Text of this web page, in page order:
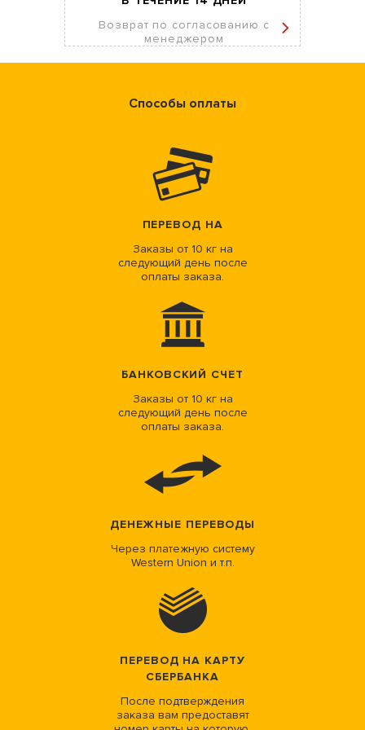
Возврат по согласованию с
менеджером
Способы оплаты
ПЕРЕВОД НА
Заказы от 10 кг на
следующий день после
оплаты заказа.
БАНКОВСКИЙ СЧЕТ
Заказы от 10 кг на
следующий день после
оплаты заказа.
ДЕНЕЖНЫЕ ПЕРЕВОДЫ
Через платежную систему
Western Union и т.п.
ПЕРЕВОД НА КАРТУ
СБЕРБАНКА
После подтверждения
заказа вам предоставят